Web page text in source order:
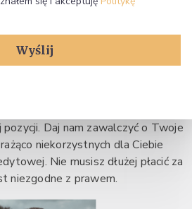
Wyślij
Daj nam zawalczyć o Twoje
niekorzystnych dla Ciebie
Nie musisz dłużej płacić za
niezgodne z prawem.